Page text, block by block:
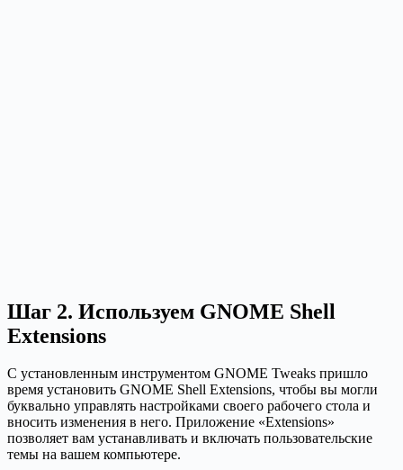
Шаг 2. Используем GNOME Shell
Extensions
С установленным инструментом GNOME Tweaks пришло
время установить GNOME Shell Extensions, чтобы вы могли
буквально управлять настройками своего рабочего стола и
вносить изменения в него. Приложение «Extensions»
позволяет вам устанавливать и включать пользовательские
темы на вашем компьютере.